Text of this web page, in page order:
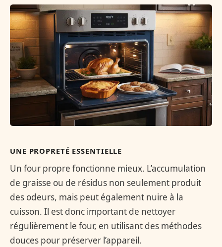
UNE PROPRETÉ ESSENTIELLE
Un four propre fonctionne mieux. L’accumulation
de graisse ou de résidus non seulement produit
des odeurs, mais peut également nuire à la
cuisson. Il est donc important de nettoyer
régulièrement le four, en utilisant des méthodes
douces pour préserver l’appareil.